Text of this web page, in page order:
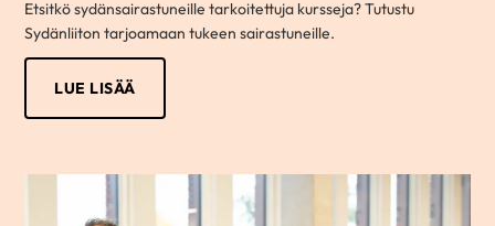
Etsitkö sydänsairastuneille tarkoitettuja kursseja? Tutustu
Sydänliiton tarjoamaan tukeen sairastuneille.
LUE LISÄÄ